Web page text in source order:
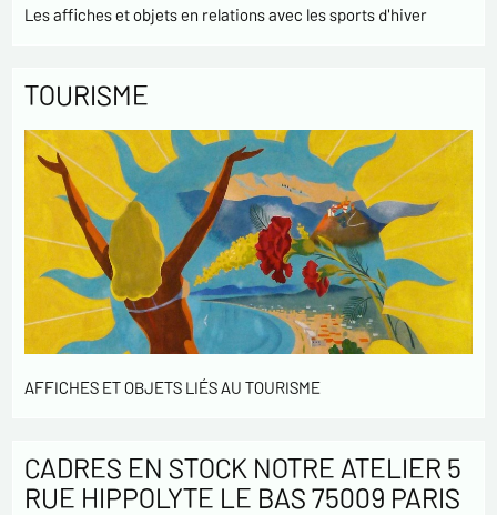
Les affiches et objets en relations avec les sports d'hiver
TOURISME
AFFICHES ET OBJETS LIÉS AU TOURISME
CADRES EN STOCK NOTRE ATELIER 5
RUE HIPPOLYTE LE BAS 75009 PARIS